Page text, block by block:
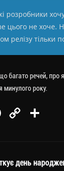
розробники
цього не хоче.
релізу тільки
багато речей, про
минулого року.
Fa
ok
C
Li
ли
день